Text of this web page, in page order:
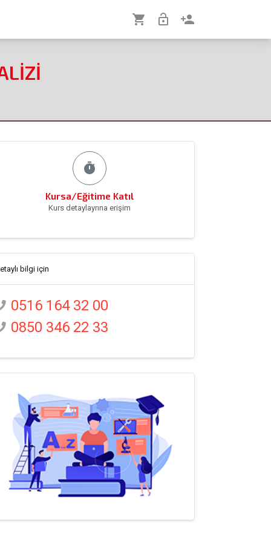
shopping_cart lock_open person_add
timer
Kursa/Eğitime Katıl
Kurs detaylayrına erişim
bilgi için
0516 164 32 00
0850 346 22 33